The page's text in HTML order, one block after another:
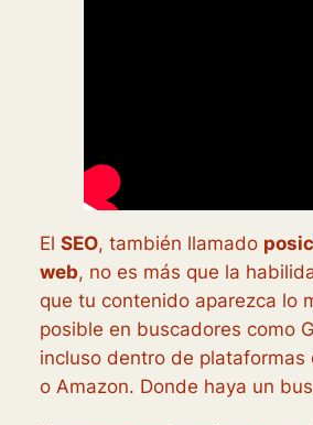
El SEO, también llamado
web, no es más que la
que tu contenido aparezca lo
posible en buscadores como
incluso dentro de plataformas
o Amazon. Donde haya un